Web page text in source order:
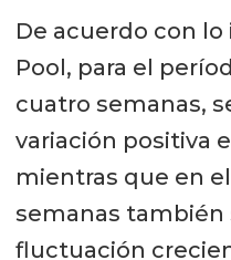
De acuerdo con
Pool, para el
cuatro semanas,
variación positiva
mientras que en
semanas también
fluctuación